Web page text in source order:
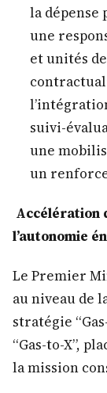
la dépense
une
et unités
suivi-
une
un
Accélération
l’autonomie
Le Premier
au niveau de
stratégie
“Gas-to-X”,
la mission